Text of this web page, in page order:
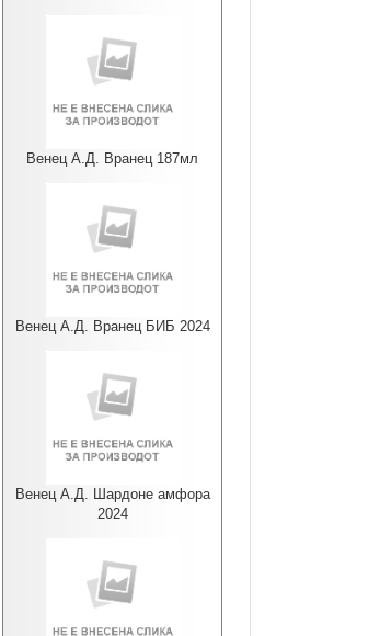
Венец А.Д. Вранец 187мл
Венец А.Д. Вранец БИБ 2024
Венец А.Д. Шардоне амфора
2024